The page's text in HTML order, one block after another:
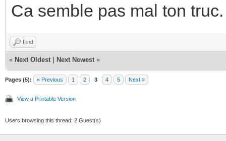
Ca semble pas mal ton truc.
Find
« Next Oldest Next Newest »
Pages (5): « Previous 1 2 3 4 5 Next »
View a Printable Version
Users browsing this thread: 2 Guest(s)